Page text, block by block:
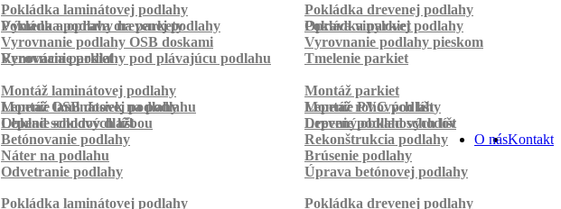
Pokládka laminátovej podlahy
Pokládka drevenej podlahy
Pokládka podlahy na parkety Pokládka parkiet
Výmena a oprava drevenej podlahy
Oprava vinylovej podlahy
Vyrovnanie podlahy OSB doskami
Vyrovnanie podlahy pieskom
Vyrovnanie podlahy pod plávajúcu podlahu
Renovácia parkiet
Tmelenie parkiet
Montáž laminátovej podlahy
Montáž parkiet
Montáž OSB dosiek na podlahu
Montáž rohových líšt
Lepenie laminátovej podlahy
Lepenie PVC podlahy
Lepenie soklových líšt Lepenie podlahových líšt
Obklad schodov dlažbou
Drevený obklad schodov
Betónovanie podlahy
Rekonštrukcia podlahy
Náter na podlahu
Brúsenie podlahy
Odvetranie podlahy
Úprava betónovej podlahy
Kontakt
O nás
Pokládka laminátovej podlahy
Pokládka drevenej podlahy